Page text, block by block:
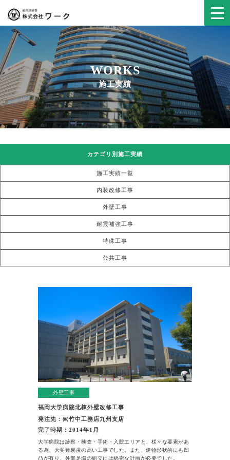
WORKS
施工実績
カテゴリ別施工実績
施工実績一覧
内装改修工事
外壁工事
耐震補強工事
特殊工事
公共工事
外壁工事
福岡大学病院北棟外壁改修工事
発注先：㈱竹中工務店九州支店
完了時期：2014年1月
大学病院は診察・検査・手術・入院エリアと、様々な要素があ
る為、大変難易度の高い工事でした。また、建物形状的にも凹
凸が有り、外部足場の組立には綿密な計画が必要でした。